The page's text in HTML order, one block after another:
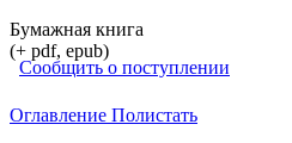
Бумажная книга
(+ pdf, epub)
Сообщить о поступлении
Оглавление Полистать